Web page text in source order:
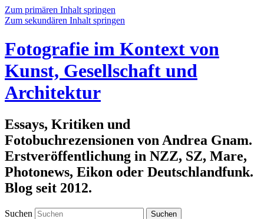
Zum primären Inhalt springen
Zum sekundären Inhalt springen
Fotografie im Kontext von
Kunst, Gesellschaft und
Architektur
Essays, Kritiken und
Fotobuchrezensionen von Andrea Gnam.
Erstveröffentlichung in NZZ, SZ, Mare,
Photonews, Eikon oder Deutschlandfunk.
Blog seit 2012.
Suchen